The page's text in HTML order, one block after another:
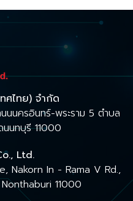
ศไทย) จำกัด
นนครอินทร์-พระราม 5 ตำบล
นทบุรี 11000
Ltd.
Nakorn In - Rama V Rd.,
11000